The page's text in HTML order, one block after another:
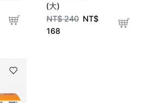
(大)
NT$240 NT$
168